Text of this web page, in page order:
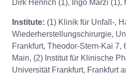
Dirk Henrich (1), Ingo Marzi (1),
Institute: (1) Klinik für Unfall-,
Wiederherstellungschirurgie,
Frankfurt, Theodor-Stern-Kai 7,
Main, (2) Institut für Klinische
Universität Frankfurt, Frankfurt